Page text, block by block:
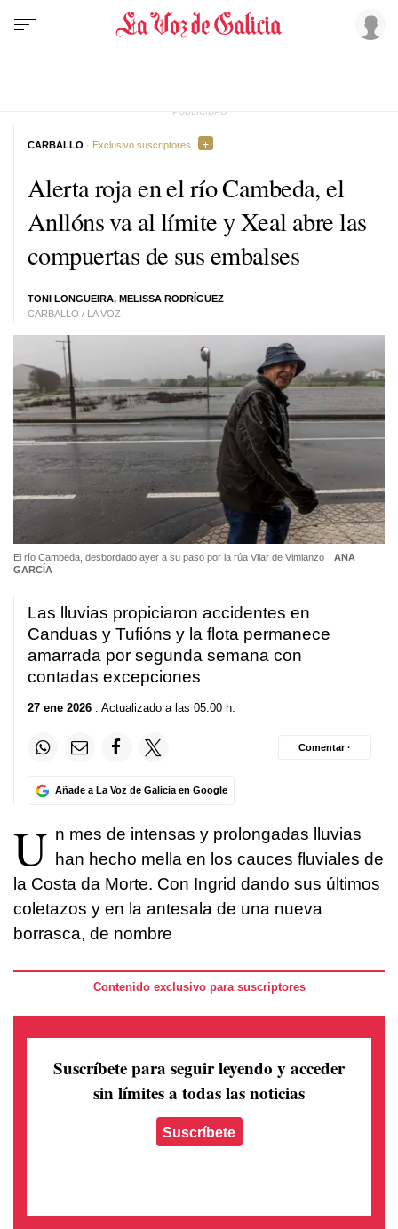
Alerta roja en el río Cambeda, el
Anllóns va al límite y Xeal abre las
compuertas de sus embalses
TONI LONGUEIRA, MELISSA RODRÍGUEZ
CARBALLO / LA VOZ
CARBALLO · Exclusivo suscriptores
El río Cambeda, desbordado ayer a su paso por la rúa Vilar de Vimianzo
ANA
GARCÍA
Las lluvias propiciaron accidentes en
Canduas y Tufións y la flota permanece
amarrada por segunda semana con
contadas excepciones
27 ene 2026 . Actualizado a las 05:00 h.
Añade a La Voz de Galicia en Google
Comentar ·
U n mes de intensas y prolongadas lluvias
han hecho mella en los cauces fluviales de
la Costa da Morte. Con Ingrid dando sus últimos
coletazos y en la antesala de una nueva
borrasca, de nombre
Contenido exclusivo para suscriptores
Suscríbete para seguir leyendo y acceder
sin límites a todas las noticias
Suscríbete